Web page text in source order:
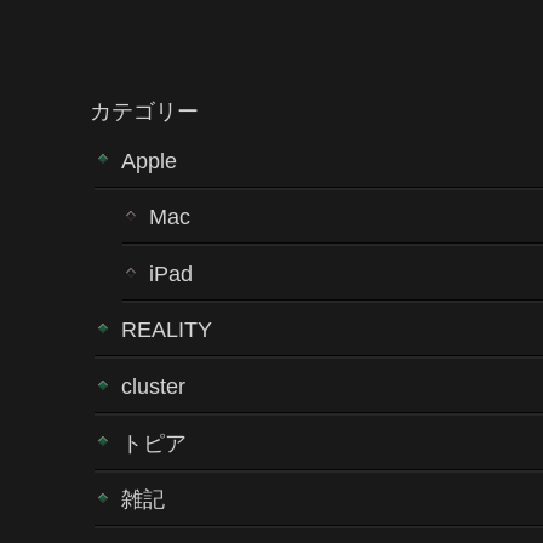
カテゴリー
Apple
Mac
iPad
REALITY
cluster
トピア
雑記